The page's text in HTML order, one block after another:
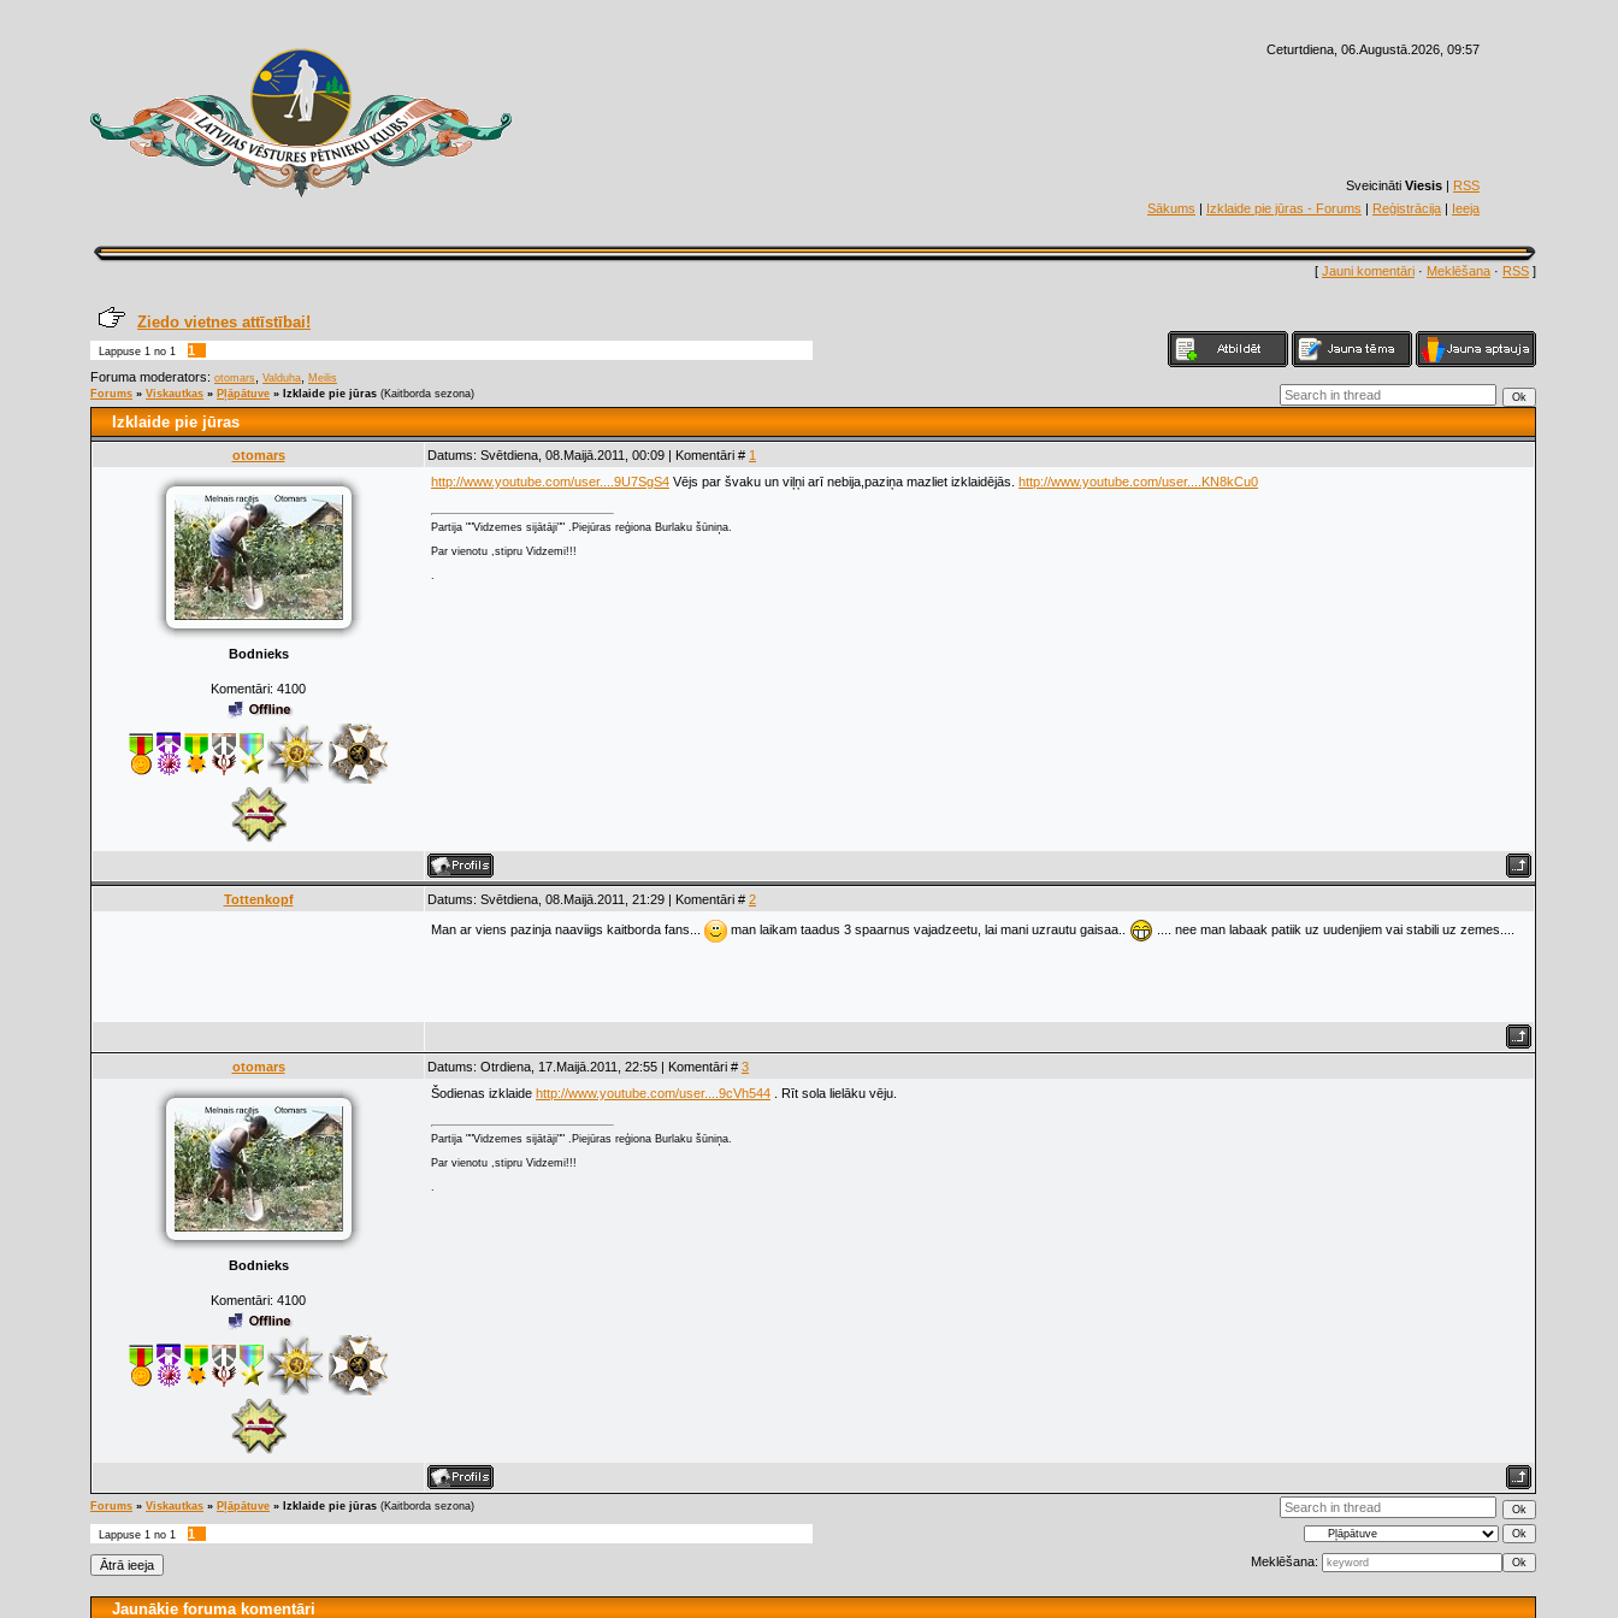
Ceturtdiena, 06.Augustā.2026, 09:57
Sveicināti Viesis | RSS
Sākums | Izklaide pie jūras - Forums | Reģistrācija | Ieeja
[ Jauni komentāri · Meklēšana · RSS ]
Ziedo vietnes attīstībai!
Lappuse 1 no 1
1
Foruma moderators: otomars Valduha
Meilis
Forums » Viskautkas » Pļāpātuve » Izklaide pie jūras (Kaitborda sezona)
Izklaide pie jūras
otomars Datums: Svētdiena, 08.Maijā.2011, 00:09 | Komentāri # 1
Bodnieks
Komentāri: 4100
http://www.youtube.com/user....9U7SgS4 Vējs par švaku un viļņi arī nebija,paziņa mazliet izklaidējās. http://www.youtube.com/user....KN8kCu0
Partija ""Vidzemes sijātāji"" .Piejūras reģiona Burlaku šūniņa.
Par vienotu ,stipru Vidzemi!!!
.
Tottenkopf Datums: Svētdiena, 08.Maijā.2011, 21:29 | Komentāri # 2
Man ar viens pazinja naaviigs kaitborda fans... man laikam taadus 3 spaarnus vajadzeetu, lai mani uzrautu gaisaa.. .... nee man labaak patiik uz uudenjiem vai stabili uz zemes....
otomars Datums: Otrdiena, 17.Maijā.2011, 22:55 | Komentāri # 3
Bodnieks
Komentāri: 4100
Šodienas izklaide http://www.youtube.com/user....9cVh544 . Rīt sola lielāku vēju.
Partija ""Vidzemes sijātāji"" .Piejūras reģiona Burlaku šūniņa.
Par vienotu ,stipru Vidzemi!!!
.
Forums » Viskautkas » Pļāpātuve » Izklaide pie jūras (Kaitborda sezona)
Lappuse 1 no 1
1
Meklēšana:
Jaunākie foruma komentāri